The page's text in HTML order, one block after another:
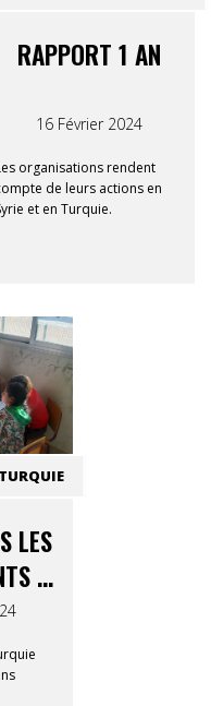
RAPPORT 1 AN
16 Février 2024
organisations rendent
de leurs actions en
et en Turquie.
LES
DE